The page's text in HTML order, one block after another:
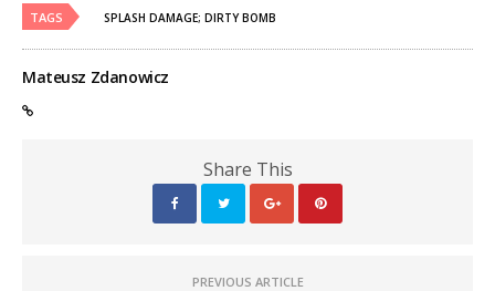
TAGS SPLASH DAMAGE; DIRTY BOMB
Mateusz Zdanowicz
Share This
PREVIOUS ARTICLE